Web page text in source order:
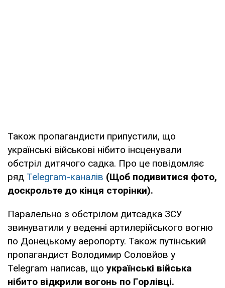
Також пропагандисти припустили, що
українські військові нібито інсценували
обстріл дитячого садка. Про це повідомляє
ряд Telegram-каналів (Щоб подивитися фото,
доскрольте до кінця сторінки).
Паралельно з обстрілом дитсадка ЗСУ
звинуватили у веденні артилерійського вогню
по Донецькому аеропорту. Також путінський
пропагандист Володимир Соловйов у
Telegram написав, що українські війська
нібито відкрили вогонь по Горлівці.